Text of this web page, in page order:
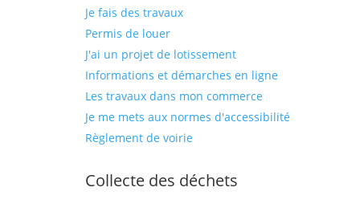
Je fais des travaux
Permis de louer
J'ai un projet de lotissement
Informations et démarches en ligne
Les travaux dans mon commerce
Je me mets aux normes d'accessibilité
Règlement de voirie
Collecte des déchets